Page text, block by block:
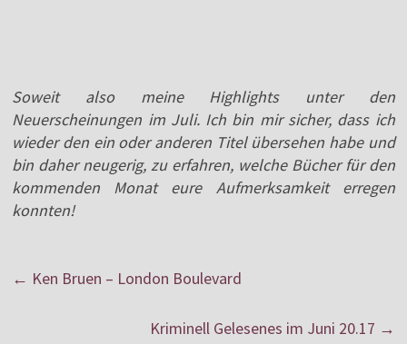
Soweit also meine Highlights unter den
Neuerscheinungen im Juli. Ich bin mir sicher, dass ich
wieder den ein oder anderen Titel übersehen habe und
bin daher neugerig, zu erfahren, welche Bücher für den
kommenden Monat eure Aufmerksamkeit erregen
konnten!
← Ken Bruen – London Boulevard
Kriminell Gelesenes im Juni 20.17 →